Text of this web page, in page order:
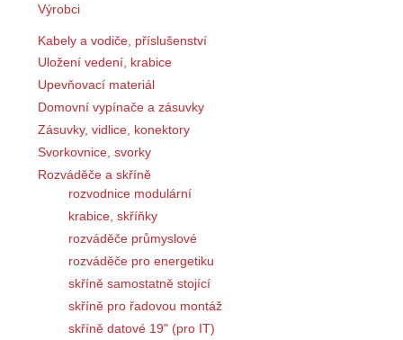
Výrobci
Kabely a vodiče, příslušenství
Uložení vedení, krabice
Upevňovací materiál
Domovní vypínače a zásuvky
Zásuvky, vidlice, konektory
Svorkovnice, svorky
Rozváděče a skříně
rozvodnice modulární
krabice, skříňky
rozváděče průmyslové
rozváděče pro energetiku
skříně samostatně stojící
skříně pro řadovou montáž
skříně datové 19" (pro IT)